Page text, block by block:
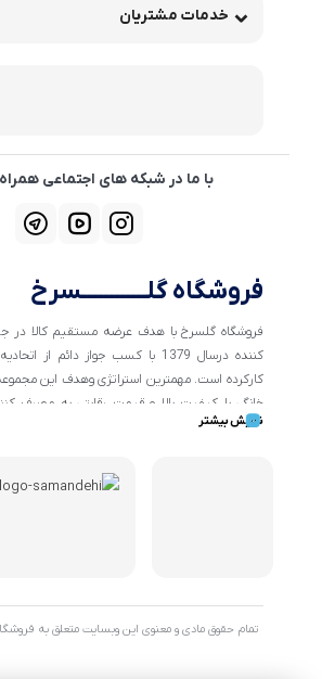
خدمات مشتریان
با ما در شبکه های اجتماعی
فروشگاه گلــــــــــــسرخ
فروشگاه گلسرخ با هدف عرضه مستقیم کالا در
کننده درسال 1379 با کسب جواز دائم از
کارکرده است. مهمترین استراتژی وهدف این
خانگی با کیفیت بالا و قیمت رقابتی به مصرف
کالاهای خانگی و تهیه جهیزیه دراین فروشگاه
فروشگاه اینترنتی گلسرخ به خدمت رسانی گسترده
نمایش بیشتر
تمام حقوق مادی و معنوی این وبسایت متعلق به فروشگاه